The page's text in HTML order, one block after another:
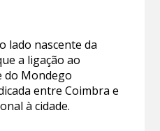
lado nascente da
a ligação ao
do Mondego
entre Coimbra e
à cidade.